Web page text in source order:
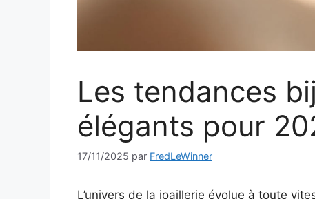
Les tendances
élégants pour
17/11/2025 par FredLeWinner
L’univers de la joaillerie évolue à toute